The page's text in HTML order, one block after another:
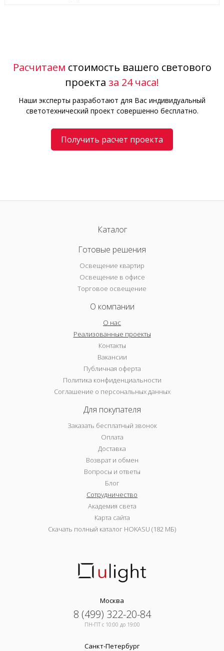
Расчитаем стоимость вашего светового
проекта за 24 часа!
Наши эксперты разработают для Вас индивидуальный
светотехнический проект совершенно бесплатно.
Получить расчет проекта
Каталог
Готовые решения
Освещение квартир
Освещение в офисе
Торговое освещение
О компании
О нас
Реализованные проекты
Контакты
Вакансии
Публичная оферта
Политика конфиденциальности
Соглашение о персональных данных
Для покупателя
Заказать бесплатный звонок
Оплата
Доставка
Возврат и обмен
Вопросы и ответы
Блог
Сотрудничество
Академия света
Карта сайта
Скачать полный каталог HOKASU (182 МБ)
Москва
8 (499) 322-20-84
ПН-ПТ c 10:00 до 19:00
Санкт-Петербург